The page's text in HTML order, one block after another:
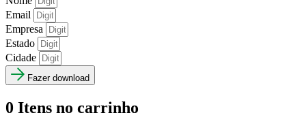
Email
Empresa
Estado
Cidade
Fazer download
0 Itens no carrinho